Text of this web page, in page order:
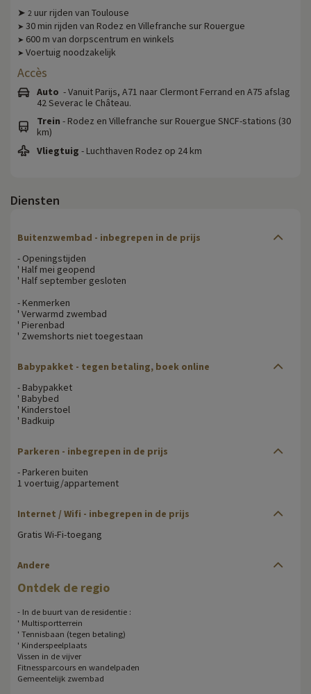
➤ 2 uur rijden van Toulouse
➤ 30 min rijden van Rodez en Villefranche sur Rouergue
➤ 600 m van dorpscentrum en winkels
➤ Voertuig noodzakelijk
Accès
Auto - Vanuit Parijs, A71 naar Clermont Ferrand en A75 afslag
42 Severac le Château.
Trein - Rodez en Villefranche sur Rouergue SNCF-stations (30
km)
Vliegtuig - Luchthaven Rodez op 24 km
Diensten
Buitenzwembad - inbegrepen in de prijs
- Openingstijden
' Half mei geopend
' Half september gesloten
- Kenmerken
' Verwarmd zwembad
' Pierenbad
' Zwemshorts niet toegestaan
Babypakket - tegen betaling, boek online
- Babypakket
' Babybed
' Kinderstoel
' Badkuip
Parkeren - inbegrepen in de prijs
- Parkeren buiten
1 voertuig/appartement
Internet / Wifi - inbegrepen in de prijs
Gratis Wi-Fi-toegang
Andere
Ontdek de regio
- In de buurt van de residentie :
' Multisportterrein
' Tennisbaan (tegen betaling)
' Kinderspeelplaats
Vissen in de vijver
Fitnessparcours en wandelpaden
Gemeentelijk zwembad